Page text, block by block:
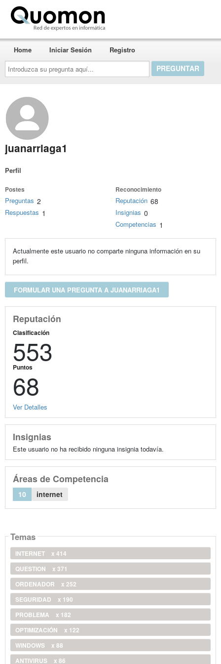
Introduzca
su
pregunta
aquí...
Home Iniciar Sesión Registro
juanarriaga1
Perfil
Postes
Preguntas 2
Respuestas 1
Reconocimiento
Reputación 68
Insignias 0
Competencias 1
Actualmente este usuario no comparte ninguna información en su
perfil.
FORMULAR UNA PREGUNTA A JUANARRIAGA1
Reputación
Clasificación
553
Puntos
68
Ver Detalles
Insignias
Este usuario no ha recibido ninguna insignia todavía.
Áreas de Competencia
10 internet
Temas
INTERNET
x 414
QUESTION
x 371
ORDENADOR
x 252
SEGURIDAD
x 190
PROBLEMA
x 182
OPTIMIZACIÓN
x 122
WINDOWS
x 88
ANTIVIRUS
x 86